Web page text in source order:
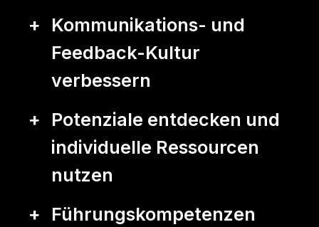
Kommunikations- und
Feedback-Kultur
verbessern
Potenziale entdecken und
individuelle Ressourcen
nutzen
Führungskompetenzen